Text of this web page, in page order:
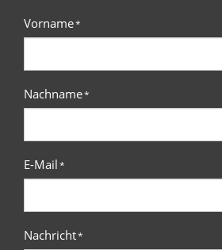
Vorname*
Nachname*
E-Mail*
Nachricht*